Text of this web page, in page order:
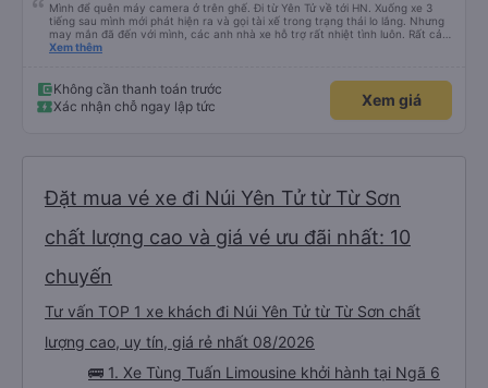
Mình để quên máy camera ở trên ghế. Đi từ Yên Tử về tới HN. Xuống xe 3
tiếng sau mình mới phát hiện ra và gọi tài xế trong trạng thái lo lắng. Nhưng
may mắn đã đến với mình, các anh nhà xe hỗ trợ rất nhiệt tình luôn. Rất cảm
ơn và chúc các anh nhà xe Tùng Tuấn sức khoẻ, vạn dặm bình an ạ!
Xem thêm
Không cần thanh toán trước
Xác nhận chỗ ngay lập tức
Xem giá
Đặt mua vé xe đi Núi Yên Tử từ Từ Sơn
chất lượng cao và giá vé ưu đãi nhất: 10
chuyến
Tư vấn TOP 1 xe khách đi Núi Yên Tử từ Từ Sơn chất
lượng cao, uy tín, giá rẻ nhất 08/2026
🚌 1. Xe Tùng Tuấn Limousine khởi hành tại Ngã 6